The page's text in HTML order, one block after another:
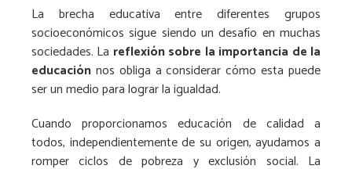
La brecha educativa entre diferentes grupos
socioeconómicos sigue siendo un desafío en muchas
sociedades. La reflexión sobre la importancia de la
educación nos obliga a considerar cómo esta puede
ser un medio para lograr la igualdad.
Cuando proporcionamos educación de calidad a
todos, independientemente de su origen, ayudamos a
romper ciclos de pobreza y exclusión social. La